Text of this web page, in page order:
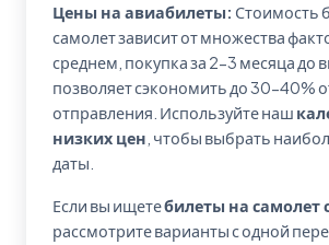
Цены на авиабилеты: Стоимость
самолет зависит от множества
среднем, покупка за 2-3 месяца до
позволяет сэкономить до 30-40%
отправления. Используйте наш
низких цен , чтобы выбрать
даты.
Если вы ищетебилеты на самолет
рассмотрите варианты с одной